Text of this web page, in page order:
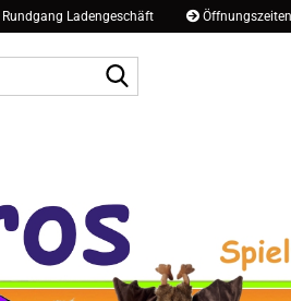
Rundgang Ladengeschäft